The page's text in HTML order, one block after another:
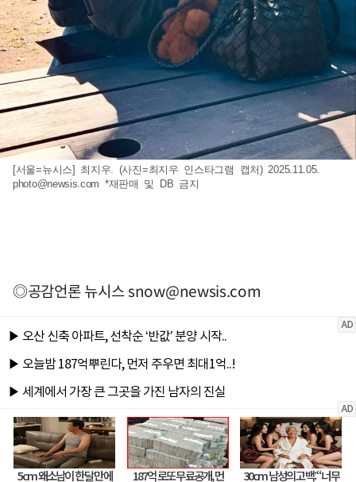
[서울=뉴시스] 최지우. (사진=최지우 인스타그램 캡처) 2025.11.05.
photo@newsis.com *재판매 및 DB 금지
◎공감언론 뉴시스snow@newsis.com